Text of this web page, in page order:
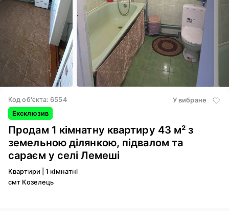
Код об'єкта: 6554
У вибране
Ексклюзив
Продам 1 кімнатну квартиру 43 м² з
земельною ділянкою, підвалом та
сараєм у селі Лемеші
Квартири |1 кімнатні
смт Козелець